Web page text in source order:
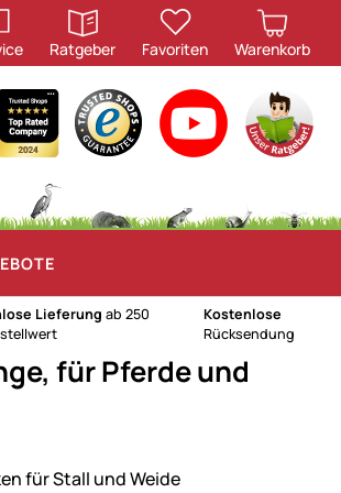
Ratgeber
öffnen
Favoriten Warenkorb
Lieferung ab 250
Kostenlose
Rücksendung
für Pferde und
für Stall und Weide